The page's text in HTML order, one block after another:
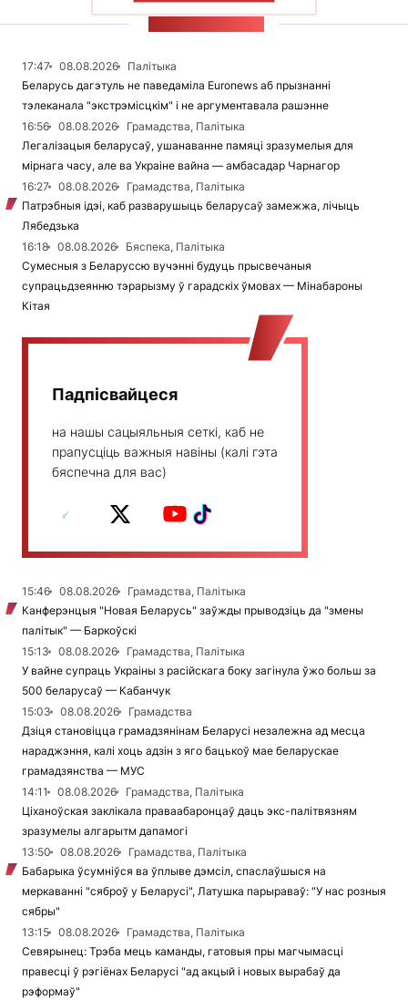
17:47 08.08.2026
Палітыка
Беларусь дагэтуль не паведаміла Euronews аб прызнанні
тэлеканала "экстрэмісцкім" і не аргументавала рашэнне
16:56
08.08.2026
Грамадства, Палітыка
Легалізацыя беларусаў, ушанаванне памяці зразумелыя для
мірнага часу, але ва Украіне вайна — амбасадар Чарнагор
16:27
08.08.2026
Грамадства, Палітыка
Патрэбныя ідэі, каб разварушыць беларусаў замежжа, лічыць
Лябедзька
16:18
08.08.2026
Бяспека, Палітыка
Сумесныя з Беларуссю вучэнні будуць прысвечаныя
супрацьдзеянню тэрарызму ў гарадскіх ўмовах — Мінабароны
Кітая
Падпісвайцеся
на нашы сацыяльныя сеткі, каб не
прапусціць важныя навіны (калі гэта
бяспечна для вас)
15:46 08.08.2026
Грамадства, Палітыка
Канферэнцыя "Новая Беларусь" заўжды прыводзіць да "змены
палітык" — Баркоўскі
15:13
08.08.2026
Грамадства, Палітыка
У вайне супраць Украіны з расійскага боку загінула ўжо больш за
500 беларусаў — Кабанчук
15:03
08.08.2026
Грамадства
Дзіця становіцца грамадзянінам Беларусі незалежна ад месца
нараджэння, калі хоць адзін з яго бацькоў мае беларускае
грамадзянства — МУС
14:11
08.08.2026
Грамадства, Палітыка
Ціханоўская заклікала праваабаронцаў даць экс-палітвязням
зразумелы алгарытм дапамогі
13:50
08.08.2026
Грамадства, Палітыка
Бабарыка ўсумніўся ва ўплыве дэмсіл, спаслаўшыся на
меркаванні "сяброў у Беларусі", Латушка парыраваў: "У нас розныя
сябры"
13:15
08.08.2026
Грамадства, Палітыка
Севярынец: Трэба мець каманды, гатовыя пры магчымасці
правесці ў рэгіёнах Беларусі "ад акцый і новых вырабаў да
рэформаў"